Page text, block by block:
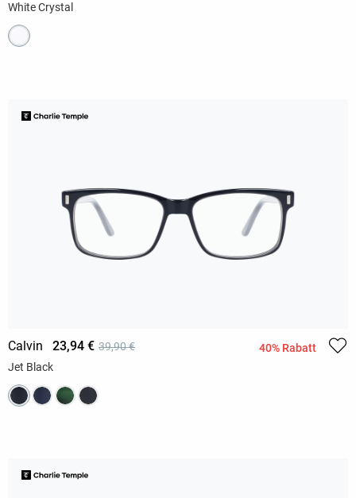
White Crystal
Calvin 23,94 € 39,90 €
40% Rabatt
Jet Black